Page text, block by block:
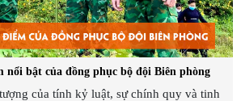
nổi bật của đồng phục bộ đội Biên phòng
của tính kỷ luật, sự chính quy và tinh